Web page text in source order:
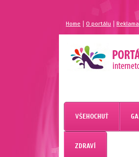
Home |O portálu Reklama
MAGAZÍN
PORTÁL PRO
VŠEHOCHUŤ
ZDRAVÍ